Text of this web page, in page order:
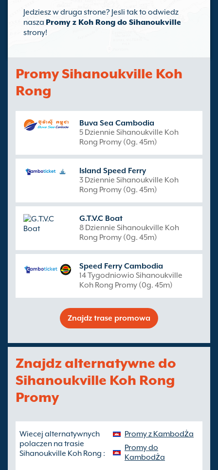
Jedziesz w druga strone? Jesli tak to odwiedz
nasza Promy z Koh Rong do Sihanoukville
strony!
Promy Sihanoukville Koh
Rong
Buva Sea Cambodia
5 Dziennie Sihanoukville Koh
Rong Promy (0g. 45m)
Island Speed Ferry
3 Dziennie Sihanoukville Koh
Rong Promy (0g. 45m)
G.T.V.C Boat
8 Dziennie Sihanoukville Koh
Rong Promy (0g. 45m)
Speed Ferry Cambodia
14 Tygodniowio Sihanoukville
Koh Rong Promy (0g. 45m)
Znajdz trase promowa
Znajdz alternatywne do
Sihanoukville Koh Rong
Promy
Wiecej alternatywnych
polaczen na trasie
Sihanoukville Koh Rong :
Promy z Kambodża
Promy do
Kambodża